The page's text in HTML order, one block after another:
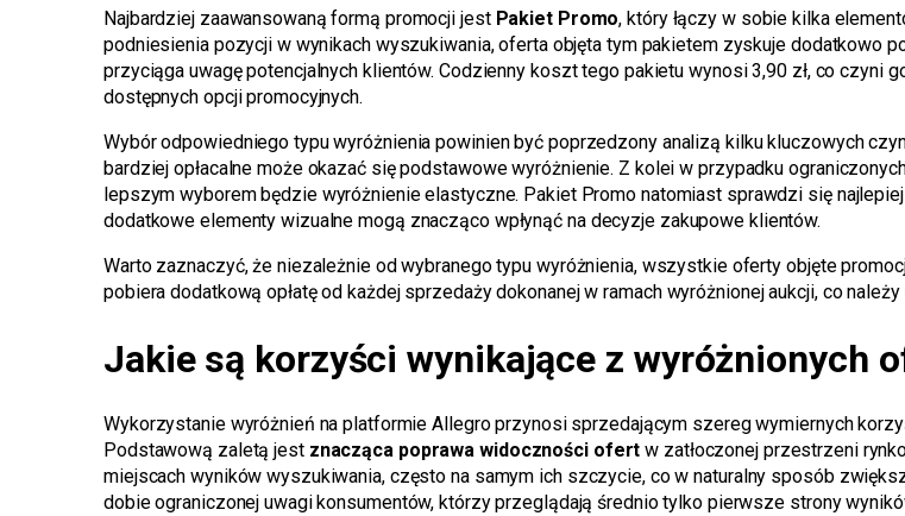
Najbardziej zaawansowaną formą promocji jest Pakiet Promo, który łączy w sobie kilka
podniesienia pozycji w wynikach wyszukiwania, oferta objęta tym pakietem zyskuje dodatkowo
przyciąga uwagę potencjalnych klientów. Codzienny koszt tego pakietu wynosi 3,90 zł, co czyni
dostępnych opcji promocyjnych.
Wybór odpowiedniego typu wyróżnienia powinien być poprzedzony analizą kilku kluczowych
bardziej opłacalne może okazać się podstawowe wyróżnienie. Z kolei w przypadku
lepszym wyborem będzie wyróżnienie elastyczne. Pakiet Promo natomiast sprawdzi się
dodatkowe elementy wizualne mogą znacząco wpłynąć na decyzje zakupowe klientów.
Warto zaznaczyć, że niezależnie od wybranego typu wyróżnienia, wszystkie oferty objęte
pobiera dodatkową opłatę od każdej sprzedaży dokonanej w ramach wyróżnionej aukcji, co
Jakie są korzyści wynikające z wyróżnionych
Wykorzystanie wyróżnień na platformie Allegro przynosi sprzedającym szereg wymiernych
Podstawową zaletą jest znacząca poprawa widoczności ofert w zatłoczonej przestrzeni
miejscach wyników wyszukiwania, często na samym ich szczycie, co w naturalny sposób
dobie ograniczonej uwagi konsumentów, którzy przeglądają średnio tylko pierwsze strony